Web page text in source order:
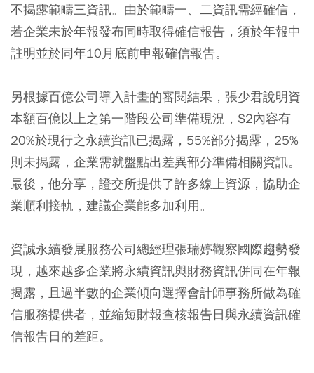
不揭露範疇三資訊。由於範疇一、二資訊需經確信，
若企業未於年報發布同時取得確信報告，須於年報中
註明並於同年10月底前申報確信報告。
另根據百億公司導入計畫的審閱結果，張少君說明資
本額百億以上之第一階段公司準備現況，S2內容有
20%於現行之永續資訊已揭露，55%部分揭露，25%
則未揭露，企業需就盤點出差異部分準備相關資訊。
最後，他分享，證交所提供了許多線上資源，協助企
業順利接軌，建議企業能多加利用。
資誠永續發展服務公司總經理張瑞婷觀察國際趨勢發
現，越來越多企業將永續資訊與財務資訊併同在年報
揭露，且過半數的企業傾向選擇會計師事務所做為確
信服務提供者，並縮短財報查核報告日與永續資訊確
信報告日的差距。